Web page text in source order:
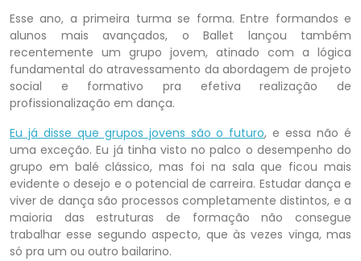
Esse ano, a primeira turma se forma. Entre formandos e
alunos mais avançados, o Ballet lançou também
recentemente um grupo jovem, atinado com a lógica
fundamental do atravessamento da abordagem de projeto
social e formativo pra efetiva realização de
profissionalização em dança.
Eu já disse que grupos jovens são o futuro, e essa não é
uma exceção. Eu já tinha visto no palco o desempenho do
grupo em balé clássico, mas foi na sala que ficou mais
evidente o desejo e o potencial de carreira. Estudar dança e
viver de dança são processos completamente distintos, e a
maioria das estruturas de formação não consegue
trabalhar esse segundo aspecto, que às vezes vinga, mas
só pra um ou outro bailarino.